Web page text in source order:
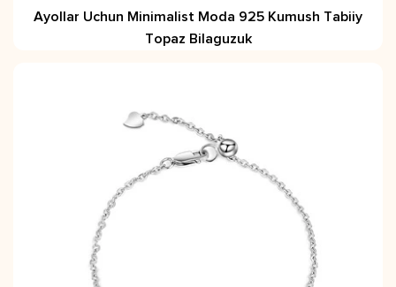
Ayollar Uchun Minimalist Moda 925 Kumush Tabiiy
Topaz Bilaguzuk